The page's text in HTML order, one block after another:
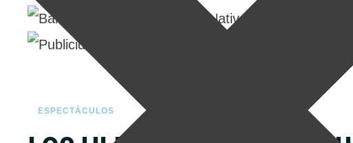
ESPECTÁCULOS